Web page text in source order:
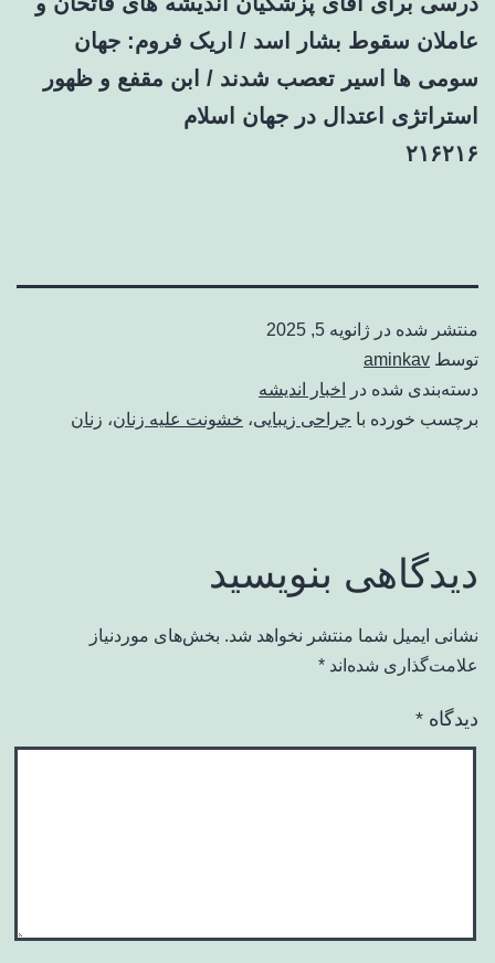
عاملان سقوط بشار اسد / اریک فروم: جهان
سومی ها اسیر تعصب شدند / ابن مقفع و ظهور
استراتژی اعتدال در جهان اسلام
۲۱۶۲۱۶
منتشر شده در ژانویه 5, 2025
توسط aminkav
دسته‌بندی شده در
اخبار اندیشه
برچسب خورده با جراحی زیبایی، خشونت علیه زنان، زنان
دیدگاهی بنویسید
نشانی ایمیل شما منتشر نخواهد شد. بخش‌های موردنیاز
علامت‌گذاری شده‌اند *
دیدگاه *